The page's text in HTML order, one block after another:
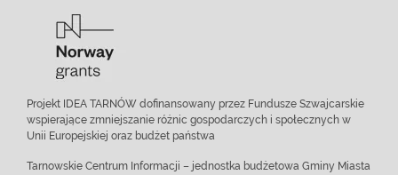
Projekt IDEA TARNÓW dofinansowany przez Fundusze Szwajcarskie
wspierające zmniejszanie różnic gospodarczych i społecznych w
Unii Europejskiej oraz budżet państwa
Tarnowskie Centrum Informacji – jednostka budżetowa Gminy Miasta